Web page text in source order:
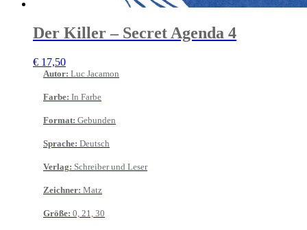
Der Killer – Secret Agenda 4
€ 17,50
Autor: Luc Jacamon
Farbe: In Farbe
Format: Gebunden
Sprache: Deutsch
Verlag: Schreiber und Leser
Zeichner: Matz
Größe: 0, 21, 30